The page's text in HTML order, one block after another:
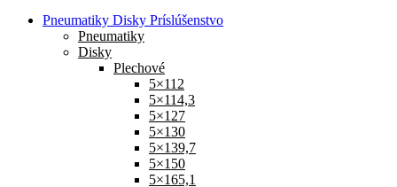
Pneumatiky Disky Príslúšenstvo
Pneumatiky
Disky
Plechové
5×112
5×114,3
5×127
5×130
5×139,7
5×150
5×165,1